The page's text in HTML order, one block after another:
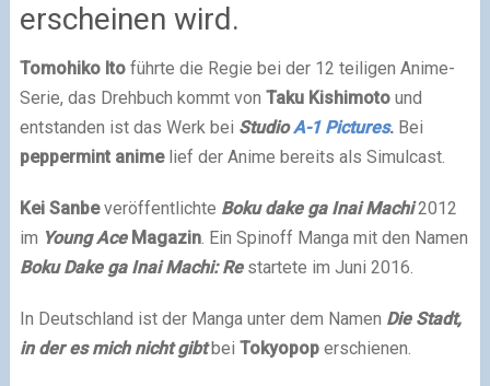
erscheinen wird.
Tomohiko Itoführte die Regie bei der 12 teiligen Anime-
Serie, das Drehbuch kommt von Taku Kishimotound
entstanden ist das Werk bei StudioA-1 Pictures. Bei
peppermint animelief der Anime bereits als Simulcast.
Kei Sanbeveröffentlichte Boku dake ga Inai Machi 2012
im Young AceMagazin. Ein Spinoff Manga mit den Namen
Boku Dake ga Inai Machi: Restartete im Juni 2016.
In Deutschland ist der Manga unter dem Namen Die Stadt,
in der es mich nicht gibt bei Tokyopoperschienen.